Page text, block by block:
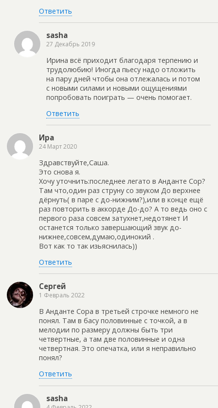
Ответить
sasha
27 Декабрь 2019
Ирина всё приходит благодаря терпению и
трудолюбию! Иногда пьесу надо отложить
на пару дней чтобы она отлежалась и потом
с новыми силами и новыми ощущениями
попробовать поиграть — очень помогает.
Ответить
Ира
24 Март 2020
Здравствуйте,Саша.
Это снова я.
Хочу уточнить:последнее легато в Анданте Сор?
Там что,один раз струну со звуком До верхнее
дёрнуть( в паре с до-нижним?),или в конце ещё
раз повторить в аккорде До-до? А то ведь оно с
первого раза совсем затухнет,недотянет И
останется только завершающий звук до-
нижнее,совсем,думаю,одинокий .
Вот как то так изьяснилась))
Ответить
Сергей
1 Февраль 2022
В Анданте Сора в третьей строчке немного не
понял. Там в басу половинные с точкой, а в
мелодии по размеру должны быть три
четвертные, а там две половинные и одна
четвертная. Это опечатка, или я неправильно
понял?
Ответить
sasha